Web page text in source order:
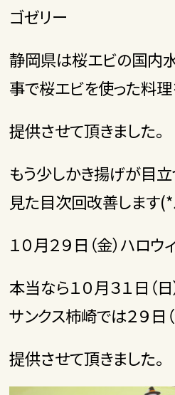
ゴゼリー
静岡県は桜エビの国内
事で桜エビを使った料
提供させて頂きました。
もう少しかき揚げが目立
見た目次回改善します
１０月２９日（金）ハロウ
本当なら１０月３１日（
サンクス柿崎では２９日（
提供させて頂きました。